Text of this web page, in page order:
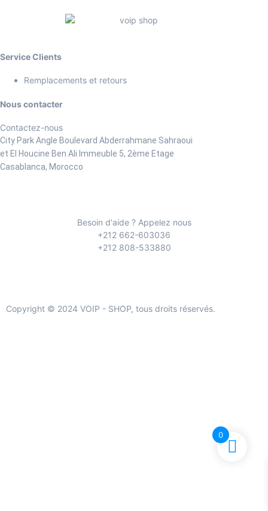
Service Clients
Remplacements et retours
Nous contacter
Contactez-nous
City Park Angle Boulevard Abderrahmane Sahraoui
et El Houcine Ben Ali Immeuble 5, 2ème Etage
Casablanca, Morocco
Besoin d'aide ? Appelez nous
+212 662-603036
+212 808-533880
Copyright © 2024 VOIP - SHOP, tous droits réservés.
0